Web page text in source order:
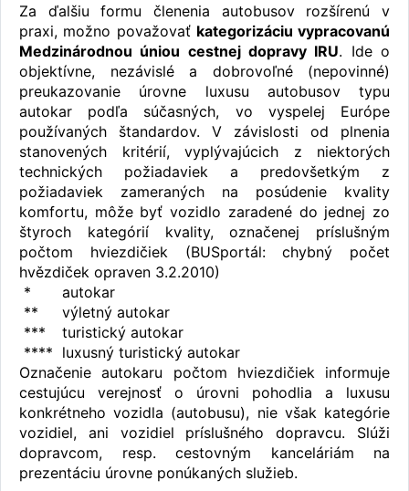
Za ďalšiu formu členenia autobusov rozšírenú v
praxi, možno považovať kategorizáciu vypracovanú
Medzinárodnou úniou cestnej dopravy IRU. Ide o
objektívne, nezávislé a dobrovoľné (nepovinné)
preukazovanie úrovne luxusu autobusov typu
autokar podľa súčasných, vo vyspelej Európe
používaných štandardov. V závislosti od plnenia
stanovených kritérií, vyplývajúcich z niektorých
technických požiadaviek a predovšetkým z
požiadaviek zameraných na posúdenie kvality
komfortu, môže byť vozidlo zaradené do jednej zo
štyroch kategórií kvality, označenej príslušným
počtom hviezdičiek (BUSportál: chybný počet
hvězdiček opraven 3.2.2010)
*
autokar
**
výletný autokar
***
turistický autokar
**** luxusný turistický autokar
Označenie autokaru počtom hviezdičiek informuje
cestujúcu verejnosť o úrovni pohodlia a luxusu
konkrétneho vozidla (autobusu), nie však kategórie
vozidiel, ani vozidiel príslušného dopravcu. Slúži
dopravcom, resp. cestovným kanceláriám na
prezentáciu úrovne ponúkaných služieb.